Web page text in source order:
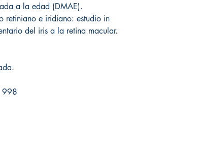
a la edad (DMAE).
retiniano e iridiano: estudio in
del iris a la retina macular.